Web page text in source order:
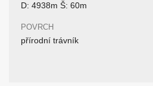
D: 4938m Š: 60m
POVRCH
přírodní trávník